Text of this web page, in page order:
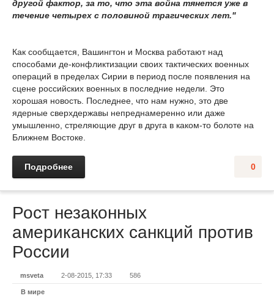
другой фактор, за то, что эта война тянется уже в
течение четырех с половиной трагических лет."
Как сообщается, Вашингтон и Москва работают над
способами де-конфликтизации своих тактических военных
операций в пределах Сирии в период после появления на
сцене российских военных в последние недели. Это
хорошая новость. Последнее, что нам нужно, это две
ядерные сверхдержавы непреднамеренно или даже
умышленно, стреляющие друг в друга в каком-то болоте на
Ближнем Востоке.
0
Подробнее
Рост незаконных
американских санкций против
России
msveta 2-08-2015, 17:33 586
В мире